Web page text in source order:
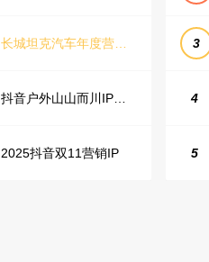
长城坦克汽车年度营销活动方案
抖音户外山山而川IP整合营销方案
2025抖音双11营销IP
3
4
5